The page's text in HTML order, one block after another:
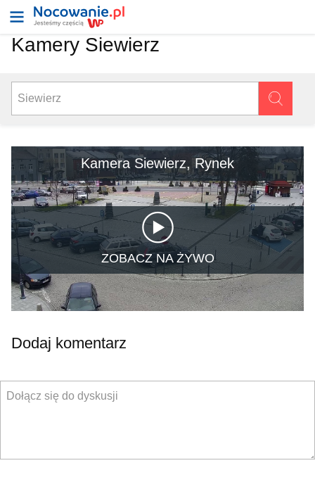
Kamery Siewierz
Kamera Siewierz, Rynek
ZOBACZ NA ŻYWO
Dodaj komentarz